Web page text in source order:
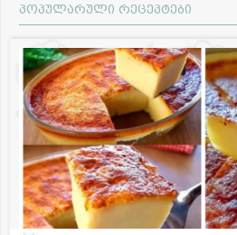
პოპულარული რეცეპტები